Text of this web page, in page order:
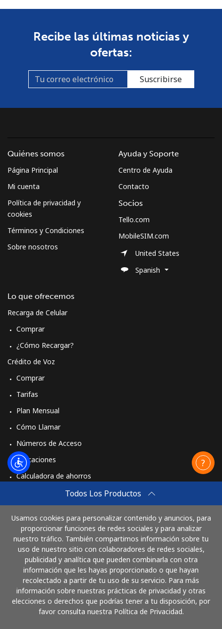
Recibe las últimas noticias y
ofertas:
Suscribirse
Todos Los Productos
Usamos cookies para personalizar contenido y anuncios, para
proporcionar funciones de redes sociales y para analizar
nuestro tráfico. También compartimos información sobre tu
uso de nuestro sitio con colaboradores de redes sociales,
publicidad y analítica que pueden combinarla con otra
información que les hayas proporcionado o que hayan
recolectado a partir de tu uso de su servicio. Para más
información sobre nuestras prácticas de privacidad y otras
elecciones o derechos que podrías tener a tu disposición, por
favor consulta nuestra Política de Privacidad.
Quiénes somos
Página Principal
Mi cuenta
Política de privacidad y
cookies
Términos y Condiciones
Sobre nosotros
Lo que ofrecemos
Recarga de Celular
Comprar
¿Cómo Recargar?
Crédito de Voz
Comprar
Tarifas
Plan Mensual
Cómo Llamar
Números de Acceso
Aplicaciones
Calculadora de ahorros
Cómo funciona
Ayuda y Soporte
Centro de Ayuda
Contacto
Socios
Tello.com
MobileSIM.com
United States
Spanish
Paga con